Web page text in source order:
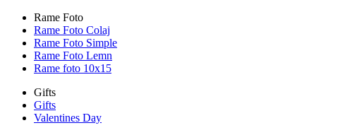
Rame Foto
Rame Foto Colaj
Rame Foto Simple
Rame Foto Lemn
Rame foto 10x15
Gifts
Gifts
Valentines Day